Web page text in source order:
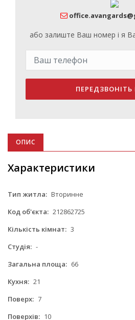
або залиште Ваш номер і я
ПЕРЕДЗВОНІТЬ
ОПИС
Характеристики
Тип житла: Вторинне
Код об'єкта: 212862725
Кількість кімнат: 3
Студія: -
Загальна площа: 66
Кухня: 21
Поверх: 7
Поверхів: 10